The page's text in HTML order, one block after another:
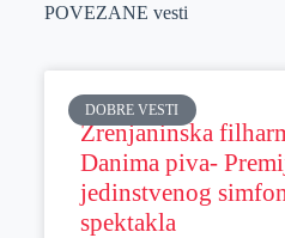
POVEZANE vesti
DOBRE VESTI
Zrenjaninska
Danima piva-
jedinstvenog
spektakla